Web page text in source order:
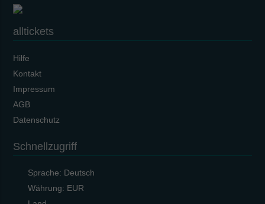
alltickets
Hilfe
Kontakt
Impressum
AGB
Datenschutz
Schnellzugriff
Sprache: Deutsch
Währung: EUR